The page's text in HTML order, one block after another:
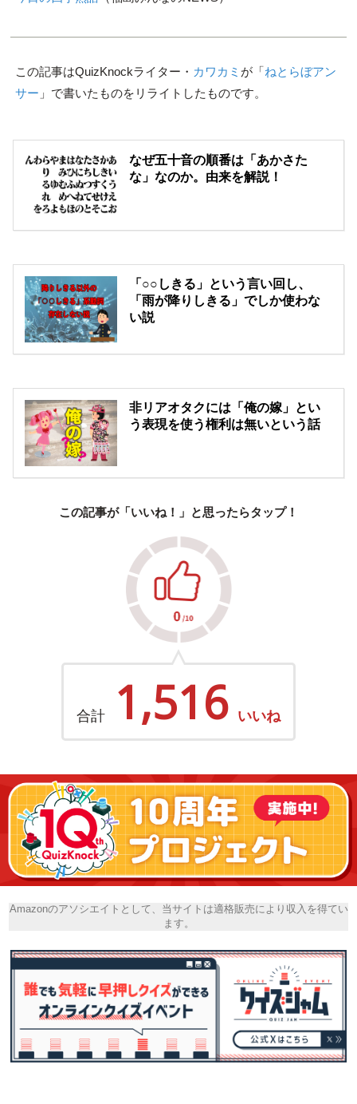
この記事はQuizKnockライター・ カワカミ が「ねとらぼアン
サー 」で書いたものをリライトしたものです。
なぜ五十音の順番は「あかさた
な」なのか。由来を解説！
「○○しきる」という言い回し、
「雨が降りしきる」でしか使わな
い説
非リアオタクには「俺の嫁」とい
う表現を使う権利は無いという話
この記事が「いいね！」と思ったらタップ！
合計 1,516 いいね
Amazonのアソシエイトとして、当サイトは適格販売により収入を得てい
ます。